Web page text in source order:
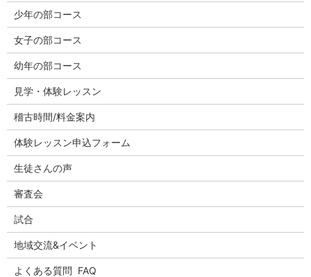
少年の部コース
女子の部コース
幼年の部コース
見学・体験レッスン
稽古時間/料金案内
体験レッスン申込フォーム
生徒さんの声
審査会
試合
地域交流&イベント
よくある質問 FAQ